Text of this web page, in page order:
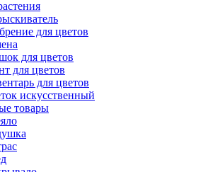
для цветов
для цветов
для цветов
для цветов
искусственный
товары